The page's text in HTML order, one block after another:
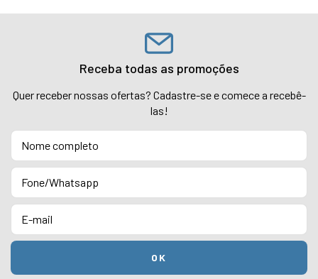
Receba todas as promoções
Quer receber nossas ofertas? Cadastre-se e comece a recebê-
las!